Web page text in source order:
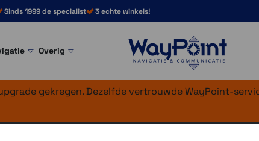
Sinds 1999 de specialist 3 echte winkels!
Overig
gekregen. Dezelfde vertrouwde WayPoint-